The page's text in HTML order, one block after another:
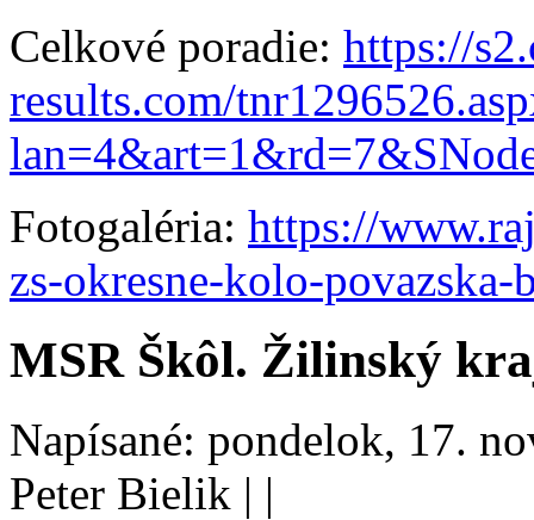
Celkové poradie: https://
results.com/
Fotogaléria: https://
zs-okresne-kolo-
MSR Škôl. Žilinský
Napísané: pondelok, 17.
Peter Bielik | |